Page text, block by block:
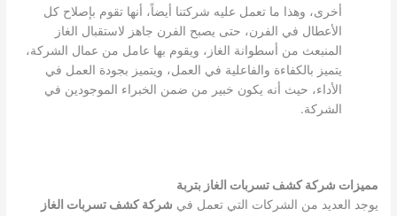
أخرى، وهذا ما تعمل عليه شركتنا أيضاً، أنها تقوم بإصلاح كل
الأعطال في الفرن، حتى يصبح الفرن جاهز لاستقبال الغاز
المنبعث من أسطوانة الغاز، ويقوم بها عامل من عمال الشركة،
يتميز بالكفاءة والفاعلية في العمل، ويتميز بجودة العمل في
الأداء، حيث أنه يكون خبير من ضمن الخبراء الموجودين في
الشركة.
مميزات شركة كشف تسربات الغاز بتربة
يوجد العديد من الشركات التي تعمل في شركة كشف تسربات الغاز